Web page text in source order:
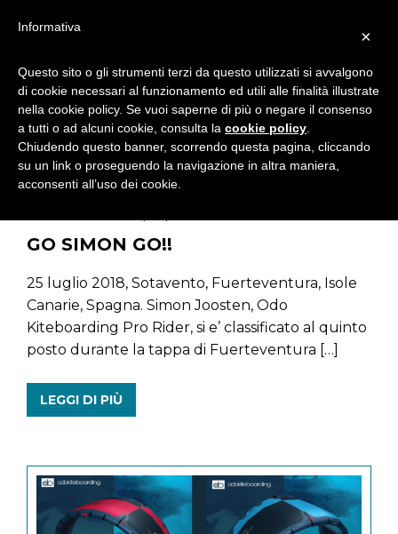
NEWS
GO SIMON GO!!
25 luglio 2018, Sotavento, Fuerteventura, Isole
Canarie, Spagna. Simon Joosten, Odo
Kiteboarding Pro Rider, si e’ classificato al quinto
posto durante la tappa di Fuerteventura […]
LEGGI DI PIÙ
×
Informativa
Questo sito o gli strumenti terzi da questo utilizzati si avvalgono
di cookie necessari al funzionamento ed utili alle finalità illustrate
nella cookie policy. Se vuoi saperne di più o negare il consenso
a tutti o ad alcuni cookie, consulta la cookie policy
Chiudendo questo banner, scorrendo questa pagina, cliccando
su un link o proseguendo la navigazione in altra maniera,
acconsenti all’uso dei cookie.